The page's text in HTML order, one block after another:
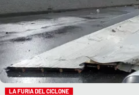
LA FURIA DEL CICLONE